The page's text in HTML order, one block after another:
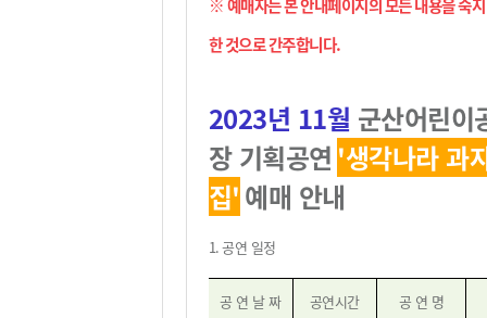
※ 예매자는 본 안내페이지의 모든 내용을 숙
한 것으로 간주합니다.
2023년 11월 군산어린이
장 기획공연 '생각나라 과
집'예매 안내
1.공연 일정
공 연 날 짜 공연시간 공 연 명